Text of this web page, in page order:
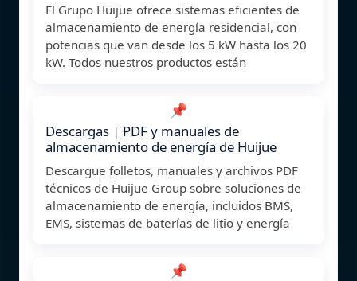
El Grupo Huijue ofrece sistemas eficientes de
almacenamiento de energía residencial, con
potencias que van desde los 5 kW hasta los 20
kW. Todos nuestros productos están
📌
Descargas | PDF y manuales de
almacenamiento de energía de Huijue
Descargue folletos, manuales y archivos PDF
técnicos de Huijue Group sobre soluciones de
almacenamiento de energía, incluidos BMS,
EMS, sistemas de baterías de litio y energía
📌